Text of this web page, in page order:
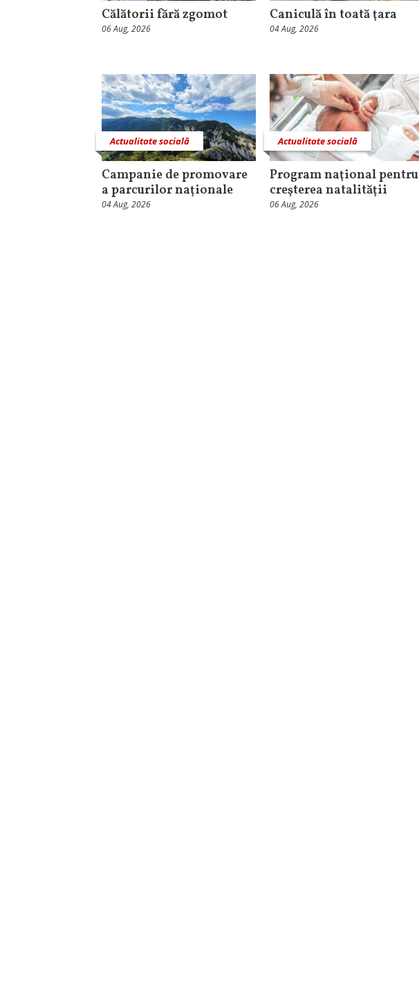
Călătorii fără zgomot
06 Aug, 2026
Caniculă în toată ţara
04 Aug, 2026
Actualitate socială
Campanie de promovare
a parcurilor naţionale
04 Aug, 2026
Actualitate socială
Program naţional pentru
creşterea natalităţii
06 Aug, 2026